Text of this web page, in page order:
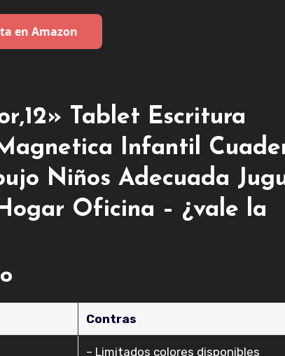
en Amazon
Tablet Escritura
Infantil
Niños Adecuada
Oficina – ¿vale la
Contras
– Limitados colores disponibles